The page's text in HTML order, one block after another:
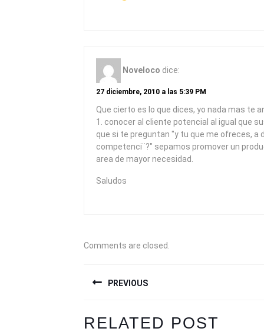
Noveloco dice:
27 diciembre, 2010 a las 5:39 PM
Que cierto es lo que dices, yo nada mas te
1. conocer al cliente potencial al igual que
que si te preguntan "y tu que me ofreces, a
competenci¨?" sepamos promover un
area de mayor necesidad.
Saludos
Comments are closed.
DE
ENTRADAS
PREVIOUS
post:
RELATED POST